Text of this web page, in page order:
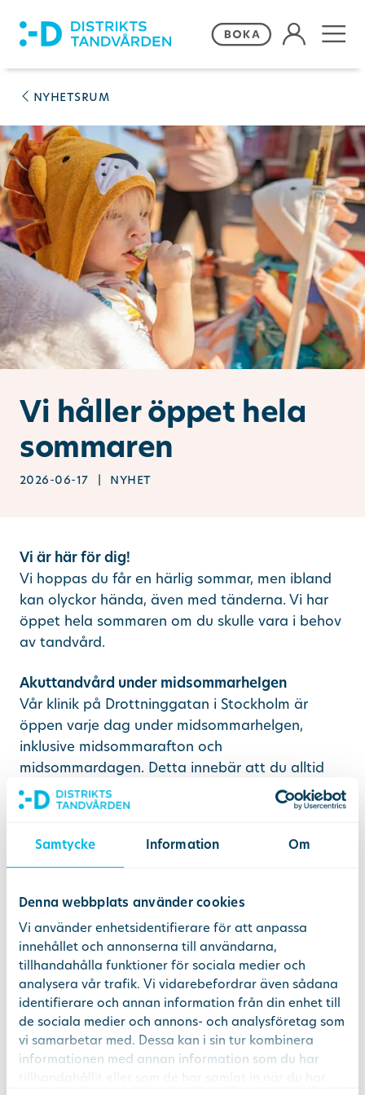
Samtycke Information Om
Denna webbplats använder cookies
Vi använder enhetsidentifierare för att anpassa
innehållet och annonserna till användarna,
tillhandahålla funktioner för sociala medier och
analysera vår trafik. Vi vidarebefordrar även sådana
identifierare och annan information från din enhet till
de sociala medier och annons- och analysföretag som
vi samarbetar med. Dessa kan i sin tur kombinera
informationen med annan information som du har
Våra behandlingar
Frågor och svar
Priser och erbjudanden
Om Distriktstandvården
Kontakta oss
Remiss
Ändra/avboka tid
Sök
Vi håller öppet hela
sommaren
2026-06-17 | nyhet
nyhetsrum
Vi är här för dig!
Vi hoppas du får en härlig sommar, men ibland
kan olyckor hända, även med tänderna. Vi har
öppet hela sommaren om du skulle vara i behov
av tandvård.
Akuttandvård under midsommarhelgen
Vår klinik på Drottninggatan i Stockholm är
öppen varje dag under midsommarhelgen,
inklusive midsommarafton och
midsommardagen. Detta innebär att du alltid
har tillgång till akuttandvård om du skulle
behöva det.
Boka en akuttid här >>
Under sommaren äter vi ofta lite mer godsaker
än vanligt, kanske en somrig drink? Härligt,
såklart! Men också en anledning att tänka lite
extra på tänderna.
Här listar vi våra bästa tips för friska tänder i
sommar: